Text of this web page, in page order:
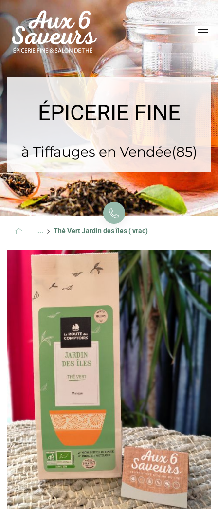
ÉPICERIE FINE
à Tiffauges en Vendée(85)
... Thé Vert Jardin des îles ( vrac)